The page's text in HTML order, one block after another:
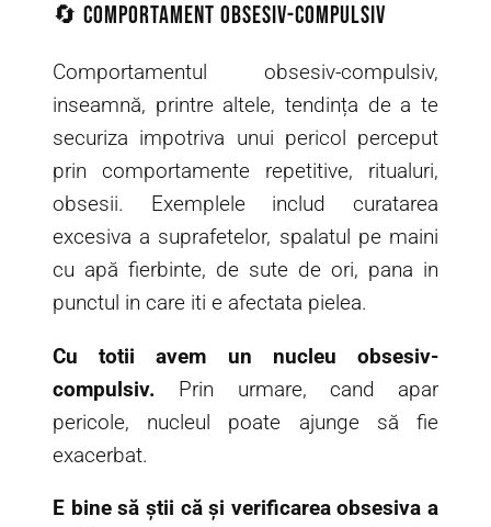
🔄 Comportament obsesiv-compulsiv
Comportamentul obsesiv-compulsiv,
inseamnă, printre altele, tendința de a te
securiza impotriva unui pericol perceput
prin comportamente repetitive, ritualuri,
obsesii. Exemplele includ curatarea
excesiva a suprafetelor, spalatul pe maini
cu apă fierbinte, de sute de ori, pana in
punctul in care iti e afectata pielea.
Cu totii avem un nucleu obsesiv-
compulsiv. Prin urmare, cand apar
pericole, nucleul poate ajunge să fie
exacerbat.
E bine să știi că și verificarea obsesiva a